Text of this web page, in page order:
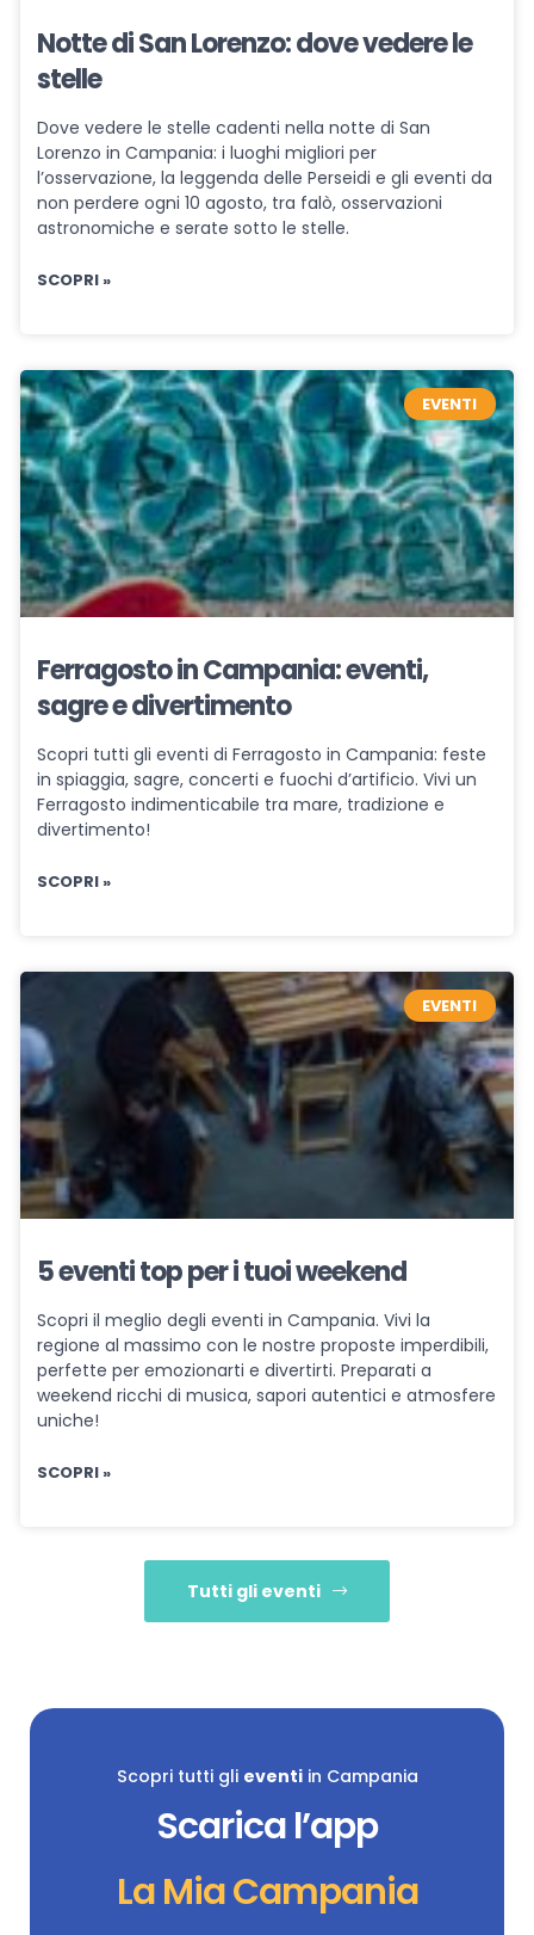
Notte di San Lorenzo: dove vedere le
stelle
Dove vedere le stelle cadenti nella notte di San
Lorenzo in Campania: i luoghi migliori per
l’osservazione, la leggenda delle Perseidi e gli eventi da
non perdere ogni 10 agosto, tra falò, osservazioni
astronomiche e serate sotto le stelle.
SCOPRI »
EVENTI
Ferragosto in Campania: eventi,
sagre e divertimento
Scopri tutti gli eventi di Ferragosto in Campania: feste
in spiaggia, sagre, concerti e fuochi d’artificio. Vivi un
Ferragosto indimenticabile tra mare, tradizione e
divertimento!
SCOPRI »
EVENTI
5 eventi top per i tuoi weekend
Scopri il meglio degli eventi in Campania. Vivi la
regione al massimo con le nostre proposte imperdibili,
perfette per emozionarti e divertirti. Preparati a
weekend ricchi di musica, sapori autentici e atmosfere
uniche!
SCOPRI »
Tutti gli eventi
Scopri tutti gli eventiin Campania
Scarica l’app
La Mia Campania